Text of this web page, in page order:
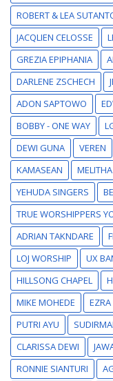
ROBERT & LEA
JACQLIEN CELOSSE
GREZIA EPIPHANIA
DARLENE ZSCHECH
ADON SAPTOWO
BOBBY - ONE WAY
DEWI GUNA
VEREN
KAMASEAN
YEHUDA SINGERS
TRUE WORSHIPPERS
ADRIAN TAKNDARE
LOJ WORSHIP
UX
HILLSONG CHAPEL
MIKE MOHEDE
PUTRI AYU
CLARISSA DEWI
RONNIE SIANTURI